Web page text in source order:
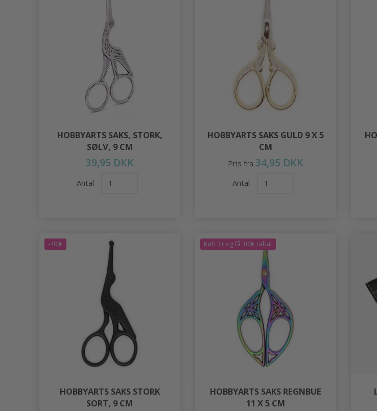
HOBBYARTS SAKS, STORK,
SØLV, 9 CM
39,95 DKK
Antal
HOBBYARTS SAKS GULD 9 X 5
CM
Pris fra 34,95 DKK
Antal
-40%
HOBBYARTS SAKS STORK
SORT, 9 CM
Køb 3+ og få 30% rabat
HOBBYARTS SAKS REGNBUE
11 X 5 CM